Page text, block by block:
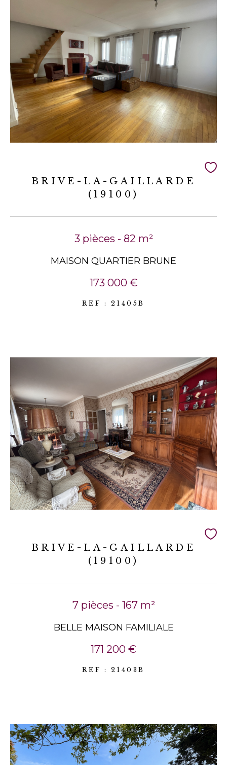
BRIVE-LA-GAILLARDE
(19100)
3 pièces - 82 m²
MAISON QUARTIER BRUNE
173 000 €
REF : 21405B
BRIVE-LA-GAILLARDE
(19100)
7 pièces - 167 m²
BELLE MAISON FAMILIALE
171 200 €
REF : 21403B